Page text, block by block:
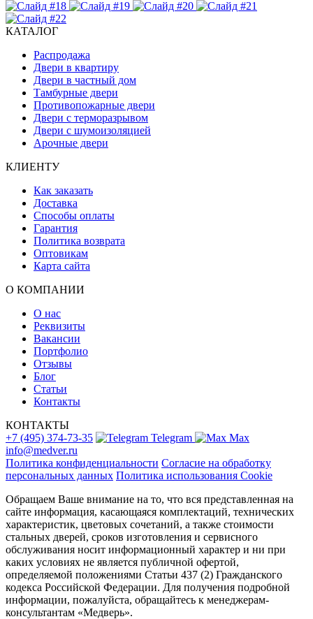
КАТАЛОГ
Распродажа
Двери в квартиру
Двери в частный дом
Тамбурные двери
Противопожарные двери
Двери с терморазрывом
Двери с шумоизоляцией
Арочные двери
КЛИЕНТУ
Как заказать
Доставка
Способы оплаты
Гарантия
Политика возврата
Оптовикам
Карта сайта
О КОМПАНИИ
О нас
Реквизиты
Вакансии
Портфолио
Отзывы
Блог
Статьи
Контакты
КОНТАКТЫ
+7 (495) 374-73-35
Telegram
Max
info@medver.ru
Политика конфиденциальности Согласие на обработку
персональных данных Политика использования Cookie
Обращаем Ваше внимание на то, что вся представленная на
сайте информация, касающаяся комплектаций, технических
характеристик, цветовых сочетаний, а также стоимости
стальных дверей, сроков изготовления и сервисного
обслуживания носит информационный характер и ни при
каких условиях не является публичной офертой,
определяемой положениями Статьи 437 (2) Гражданского
кодекса Российской Федерации. Для получения подробной
информации, пожалуйста, обращайтесь к менеджерам-
консультантам «Медверь».